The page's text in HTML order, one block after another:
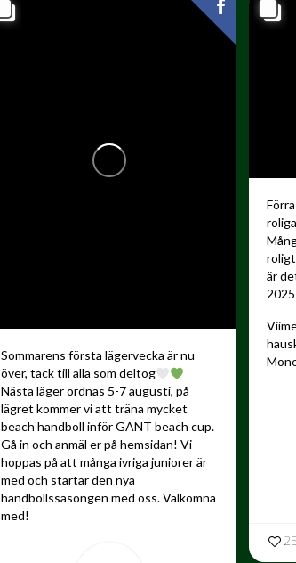
Sommarens första lägervecka är nu
över, tack till alla som deltog
Nästa läger ordnas 5-7 augusti, på
lägret kommer vi att träna mycket
beach handboll inför GANT beach cup.
Gå in och anmäl er på hemsidan! Vi
hoppas på att många ivriga juniorer är
med och startar den nya
handbollssäsongen med oss. Välkomna
med!
är
25